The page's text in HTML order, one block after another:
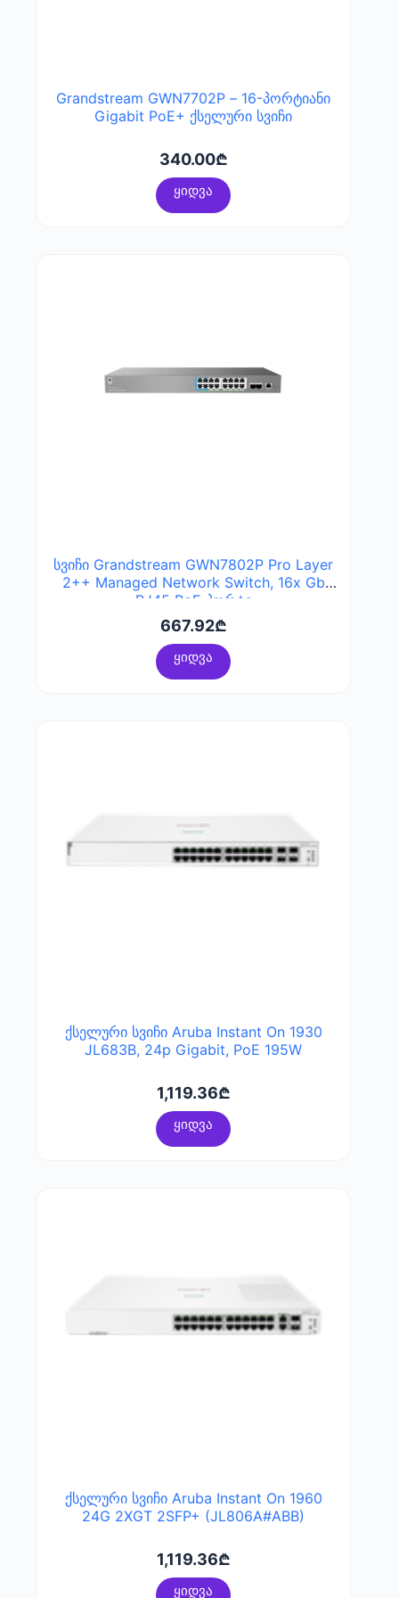
Grandstream GWN7702P – 16-პორტიანი
Gigabit PoE+ ქსელური სვიჩი
340.00₾
ყიდვა
სვიჩი Grandstream GWN7802P Pro Layer
2++ Managed Network Switch, 16x Gb
RJ45 PoE პორტი
667.92₾
ყიდვა
ქსელური სვიჩი Aruba Instant On 1930
JL683B, 24p Gigabit, PoE 195W
1,119.36₾
ყიდვა
ქსელური სვიჩი Aruba Instant On 1960
24G 2XGT 2SFP+ (JL806A#ABB)
1,119.36₾
ყიდვა